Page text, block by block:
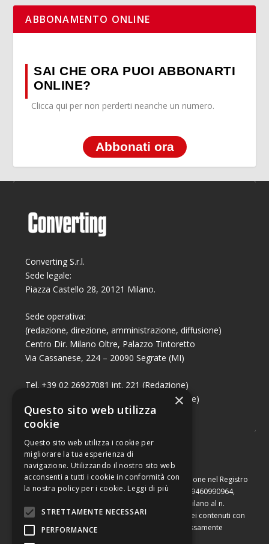
ABBONAMENTO ONLINE
SAI CHE ORA PUOI ABBONARTI
ONLINE?
Clicca qui per non perderti neanche un numero.
Abbonati ora
Converting S.r.l.
Sede legale:
Piazza Castello 28, 20121 Milano.
Sede operativa:
(redazione, direzione, amministrazione, diffusione)
Centro Dir. Milano Oltre, Palazzo Tintoretto
Via Cassanese, 224 – 20090 Segrate (MI)
Tel. +39 02 26927081 int. 221 (Redazione)
Tel. +39 02 26927081 int. 224 (Commerciale)
Fax +39 02 26951006
Capitale sociale di Euro 10.000,00 – Numero di iscrizione nel Registro
delle Imprese di Milano, partita Iva e codice fiscale 09460990964,
iscritta al Repertorio Economico Amministrativo di Milano al n.
2091710. È vietata la riproduzione, anche parziale, dei contenuti con
qualsiasi mezzo, compresa la stampa, se non espressamente
×
Questo sito web utilizza
cookie
Questo sito web utilizza i cookie per
migliorare la tua esperienza di
navigazione. Utilizzando il nostro sito web
acconsenti a tutti i cookie in conformità con
la nostra policy per i cookie. Leggi di più
STRETTAMENTE NECESSARI
PERFORMANCE